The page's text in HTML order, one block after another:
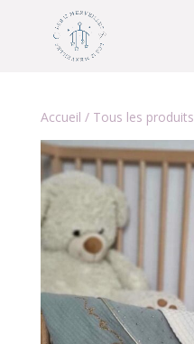
Accueil / Tous les produits